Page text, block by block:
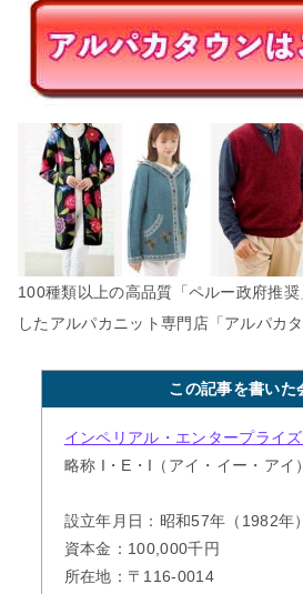
100種類以上の高品質「ペルー政府推
したアルパカニット専門店「アルパカ
この記事を書いた
インペリアル・エンタープライ
略称 I・E・I（アイ・イー・アイ）
設立年月日：昭和57年（1982年
資本金：100,000千円
所在地：〒116-0014